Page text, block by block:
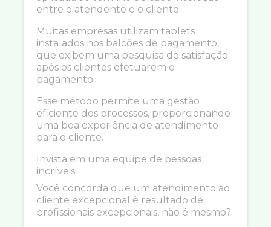
entre o atendente e o cliente.
Muitas empresas utilizam tablets
instalados nos balcões de pagamento,
que exibem uma pesquisa de satisfação
após os clientes efetuarem o
pagamento.
Esse método permite uma gestão
eficiente dos processos, proporcionando
uma boa experiência de atendimento
para o cliente.
Invista em uma equipe de pessoas
incríveis
Você concorda que um atendimento ao
cliente excepcional é resultado de
profissionais excepcionais, não é mesmo?